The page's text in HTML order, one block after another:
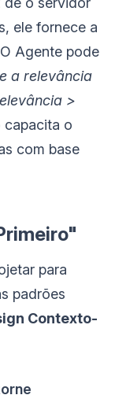
ele fornece a
Agente pode
a relevância
>
capacita o
com base
para
padrões
Contexto-